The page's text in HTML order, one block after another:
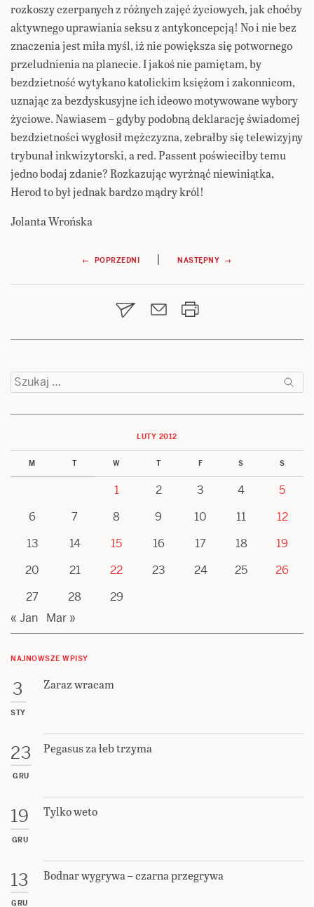
rozkoszy czerpanych z różnych zajęć życiowych, jak choćby
aktywnego uprawiania seksu z antykoncepcją! No i nie bez
znaczenia jest miła myśl, iż nie powiększa się potwornego
przeludnienia na planecie. I jakoś nie pamiętam, by
bezdzietność wytykano katolickim księżom i zakonnicom,
uznając za bezdyskusyjne ich ideowo motywowane wybory
życiowe. Nawiasem – gdyby podobną deklarację świadomej
bezdzietności wygłosił mężczyzna, zebrałby się telewizyjny
trybunał inkwizytorski, a red. Passent poświeciłby temu
jedno bodaj zdanie? Rozkazując wyrżnąć niewiniątka,
Herod to był jednak bardzo mądry król!
Jolanta Wrońska
Nawigacja
wpisu
← POPRZEDNI | NASTĘPNY →
Szukaj:
LUTY 2012
M T W T F S S
1 2 3 4
5
6
7 8 9 10 11
12
13
14 15 16 17 18
19
20
21 22 23 24 25
26
27
28
29
« Jan
Mar »
NAJNOWSZE WPISY
3
STY
Zaraz wracam
23
GRU
Pegasus za łeb trzyma
19
GRU
Tylko weto
13
GRU
Bodnar wygrywa – czarna przegrywa